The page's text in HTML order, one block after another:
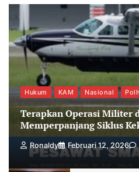
Hukum KAM Nasional
Terapkan Operasi Militer
Memperpanjang Siklus
Ronaldy Februari 12, 2026